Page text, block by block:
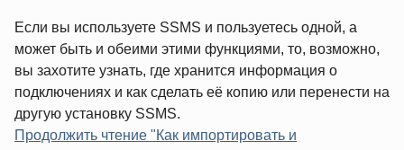
Если вы используете SSMS и пользуетесь одной, а
может быть и обеими этими функциями, то, возможно,
вы захотите узнать, где хранится информация о
подключениях и как сделать её копию или перенести на
другую установку SSMS.
Продолжить чтение "Как импортировать и